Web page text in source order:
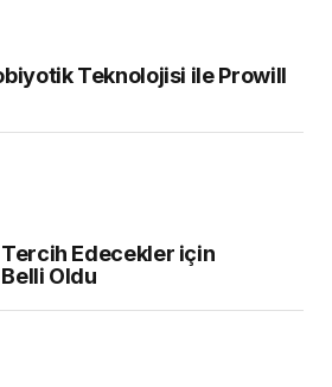
Teknolojisi ile Prowill
Edecekler için
Oldu